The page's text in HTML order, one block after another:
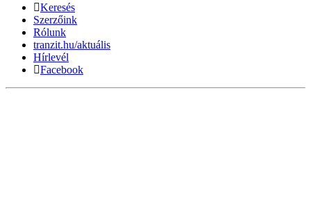
Keresés
Szerzőink
Rólunk
tranzit.hu/aktuális
Hírlevél
Facebook